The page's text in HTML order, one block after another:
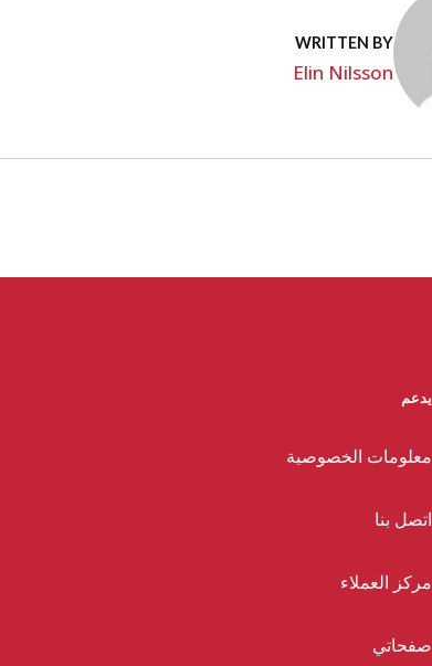
WRITTEN BY
Elin Nilsson
يدعم
معلومات الخصوصية
اتصل بنا
مركز العملاء
صفحاتي